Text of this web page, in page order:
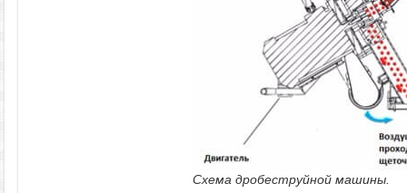
Схема дробеструйной машины.